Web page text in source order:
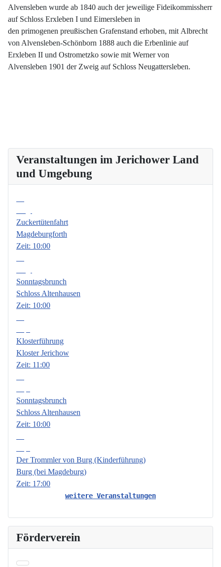
Veranstaltungen im Jerichower Land
und Umgebung
Zuckertütenfahrt
Magdeburgforth
Zeit: 10:00
Sonntagsbrunch
Schloss Altenhausen
Zeit: 10:00
Klosterführung
Kloster Jerichow
Zeit: 11:00
Sonntagsbrunch
Schloss Altenhausen
Zeit: 10:00
Der Trommler von Burg (Kinderführung)
Burg (bei Magdeburg)
Zeit: 17:00
weitere Veranstaltungen
Förderverein
Alvensleben wurde ab 1840 auch der jeweilige Fideikommissherr
auf Schloss Erxleben I und Eimersleben in
den primogenen preußischen Grafenstand erhoben, mit Albrecht
von Alvensleben-Schönborn 1888 auch die Erbenlinie auf
Erxleben II und Ostrometzko sowie mit Werner von
Alvensleben 1901 der Zweig auf Schloss Neugattersleben.